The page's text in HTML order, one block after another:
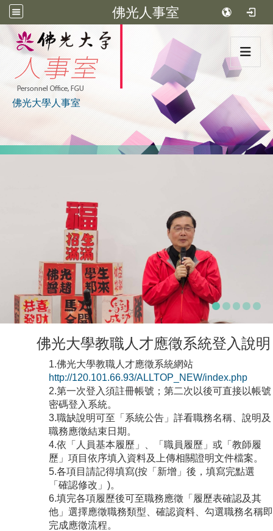
佛光人事室
:::
佛光大學人事室
佛光大學教職人才應徵系統登入說明
1.佛光大學教職人才應徵系統網站
http://120.101.66.93/ALLTOP_NEW/index.php
2.第一次登入須註冊帳號；第二次以後可直接以帳號
密碼登入系統。
3.職缺說明可至「系統公告」詳看職務名稱、說明及
職務應徵結束日期。
4.依「人員基本履歷」、「職員履歷」或「教師履
歷」項目依序填入資料及上傳相關證明文件檔案。
5.各項目請記得填寫(按「新增」後，填寫完點選
「確認修改」)。
6.填完各項履歷後可至職務應徵「履歷表確認及其
他」選擇應徵職務類型、確認資料、勾選職務名稱即
完成應徵流程。